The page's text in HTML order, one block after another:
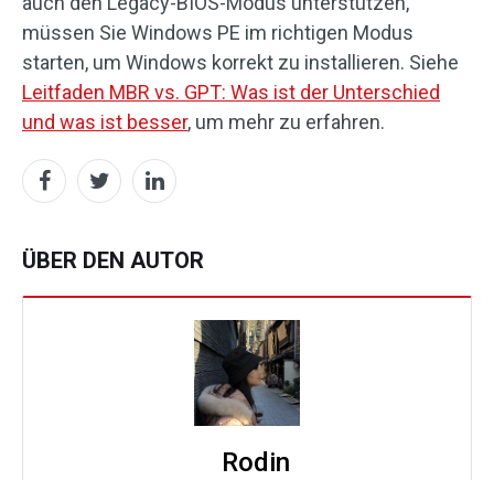
müssen Sie Windows PE im richtigen Modus
starten, um Windows korrekt zu installieren. Siehe
Leitfaden MBR vs. GPT: Was ist der Unterschied
und was ist besser, um mehr zu erfahren.
ÜBER DEN AUTOR
Rodin